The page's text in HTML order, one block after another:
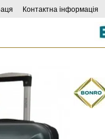
Контактна інформація